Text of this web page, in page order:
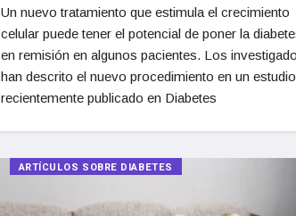
Un nuevo tratamiento que estimula el crecimiento
celular puede tener el potencial de poner la
en remisión en algunos pacientes. Los
han descrito el nuevo procedimiento en un estudio
recientemente publicado en Diabetes
ARTÍCULOS SOBRE DIABETES